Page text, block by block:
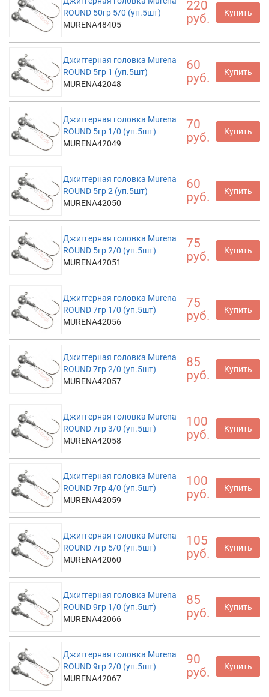
ROUND 50гр 5/0 (уп.5шт)
MURENA48405
220
руб.
Купить
Джиггерная головка Murena
ROUND 5гр 1 (уп.5шт)
MURENA42048
60
руб.
Купить
Джиггерная головка Murena
ROUND 5гр 1/0 (уп.5шт)
MURENA42049
70
руб.
Купить
Джиггерная головка Murena
ROUND 5гр 2 (уп.5шт)
MURENA42050
60
руб.
Купить
Джиггерная головка Murena
ROUND 5гр 2/0 (уп.5шт)
MURENA42051
75
руб.
Купить
Джиггерная головка Murena
ROUND 7гр 1/0 (уп.5шт)
MURENA42056
75
руб.
Купить
Джиггерная головка Murena
ROUND 7гр 2/0 (уп.5шт)
MURENA42057
85
руб.
Купить
Джиггерная головка Murena
ROUND 7гр 3/0 (уп.5шт)
MURENA42058
100
руб.
Купить
Джиггерная головка Murena
ROUND 7гр 4/0 (уп.5шт)
MURENA42059
100
руб.
Купить
Джиггерная головка Murena
ROUND 7гр 5/0 (уп.5шт)
MURENA42060
105
руб.
Купить
Джиггерная головка Murena
ROUND 9гр 1/0 (уп.5шт)
MURENA42066
85
руб.
Купить
Джиггерная головка Murena
ROUND 9гр 2/0 (уп.5шт)
MURENA42067
90
руб.
Купить